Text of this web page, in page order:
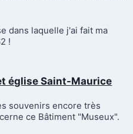
dans laquelle j'ai fait ma
!
église Saint-Maurice
souvenirs encore très
ce Bâtiment "Museux".